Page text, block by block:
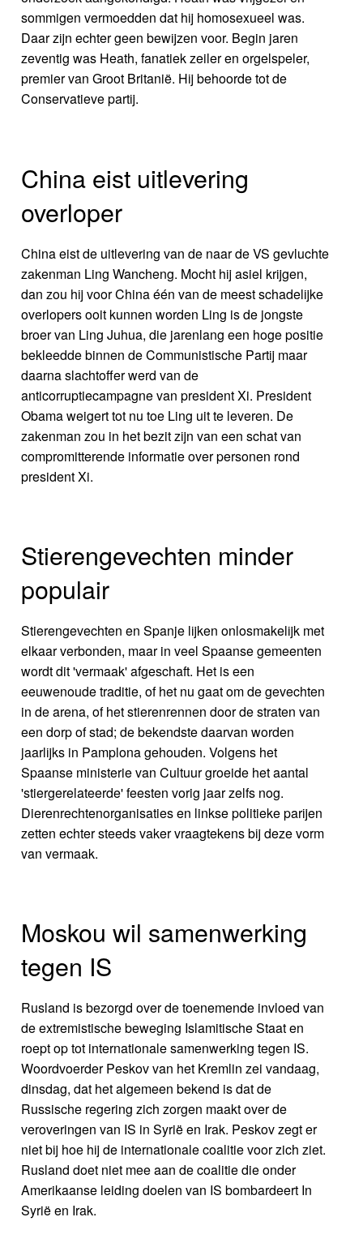
sommigen vermoedden dat hij homosexueel was.
Daar zijn echter geen bewijzen voor. Begin jaren
zeventig was Heath, fanatiek zeiler en orgelspeler,
premier van Groot Britanië. Hij behoorde tot de
Conservatieve partij.
China eist uitlevering
overloper
China eist de uitlevering van de naar de VS gevluchte
zakenman Ling Wancheng. Mocht hij asiel krijgen,
dan zou hij voor China één van de meest schadelijke
overlopers ooit kunnen worden Ling is de jongste
broer van Ling Juhua, die jarenlang een hoge positie
bekleedde binnen de Communistische Partij maar
daarna slachtoffer werd van de
anticorruptiecampagne van president Xi. President
Obama weigert tot nu toe Ling uit te leveren. De
zakenman zou in het bezit zijn van een schat van
compromitterende informatie over personen rond
president Xi.
Stierengevechten minder
populair
Stierengevechten en Spanje lijken onlosmakelijk met
elkaar verbonden, maar in veel Spaanse gemeenten
wordt dit 'vermaak' afgeschaft. Het is een
eeuwenoude traditie, of het nu gaat om de gevechten
in de arena, of het stierenrennen door de straten van
een dorp of stad; de bekendste daarvan worden
jaarlijks in Pamplona gehouden. Volgens het
Spaanse ministerie van Cultuur groeide het aantal
'stiergerelateerde' feesten vorig jaar zelfs nog.
Dierenrechtenorganisaties en linkse politieke parijen
zetten echter steeds vaker vraagtekens bij deze vorm
van vermaak.
Moskou wil samenwerking
tegen IS
Rusland is bezorgd over de toenemende invloed van
de extremistische beweging Islamitische Staat en
roept op tot internationale samenwerking tegen IS.
Woordvoerder Peskov van het Kremlin zei vandaag,
dinsdag, dat het algemeen bekend is dat de
Russische regering zich zorgen maakt over de
veroveringen van IS in Syrië en Irak. Peskov zegt er
niet bij hoe hij de internationale coalitie voor zich ziet.
Rusland doet niet mee aan de coalitie die onder
Amerikaanse leiding doelen van IS bombardeert In
Syrië en Irak.